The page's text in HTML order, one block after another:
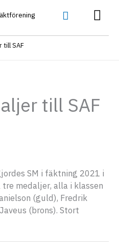
Sök
till SAF
till SAF
SM i fäktning 2021 i
tre medaljer, alla i klassen
(guld), Fredrik
(brons). Stort